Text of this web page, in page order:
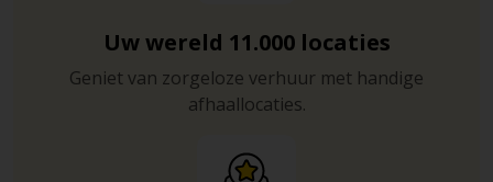
Uw wereld 11.000 locaties
Geniet van zorgeloze verhuur met handige
afhaallocaties.